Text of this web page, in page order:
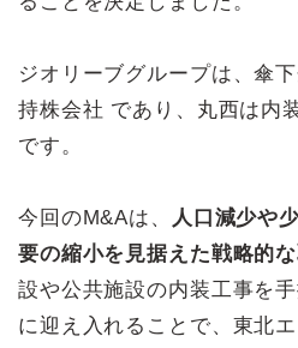
ジオリーブグループは、傘
持株会社 であり、丸西は内
です。
今回のM&Aは、
人口減少や
要の縮小を見据えた戦略的
設や公共施設の内装工事を
に迎え入れることで、東北